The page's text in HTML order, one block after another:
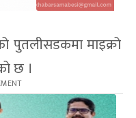
पुतलीसडकमा माइक्रो
छ ।